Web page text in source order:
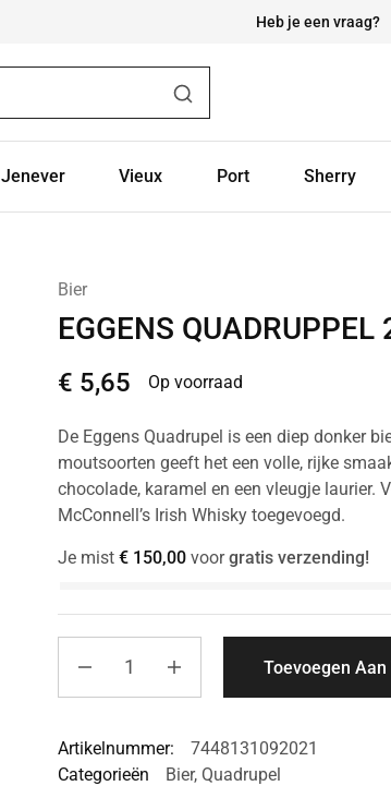
Heb je een vraag?
Jenever Vieux Port Sherry
Bier
EGGENS QUADRUPPEL
€ 5,65 Op voorraad
De Eggens Quadrupel is een diep donker
moutsoorten geeft het een volle, rijke
chocolade, karamel en een vleugje laurier.
McConnell’s Irish Whisky toegevoegd.
Je mist €150,00voorgratis verzending!
Toevoegen
Artikelnummer:
7448131092021
Categorieën
Bier, Quadrupel